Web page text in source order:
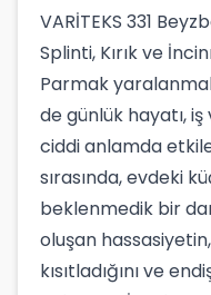
VARİTEKS 331
Splinti, Kırık ve
Parmak
de günlük hayatı,
ciddi anlamda
sırasında, evdeki
beklenmedik bir
oluşan
kısıtladığını ve